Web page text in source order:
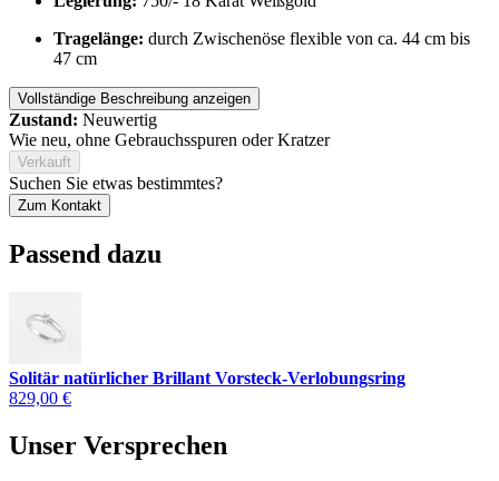
Tragelänge: durch Zwischenöse flexible von ca. 44 cm bis
47 cm
Vollständige Beschreibung anzeigen
Zustand: Neuwertig
Wie neu, ohne Gebrauchsspuren oder Kratzer
Verkauft
Suchen Sie etwas bestimmtes?
Zum Kontakt
Passend dazu
Solitär natürlicher Brillant Vorsteck-Verlobungsring
829,00 €
Unser Versprechen